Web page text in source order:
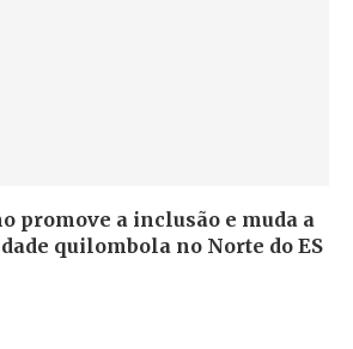
promove a inclusão e muda a
quilombola no Norte do ES